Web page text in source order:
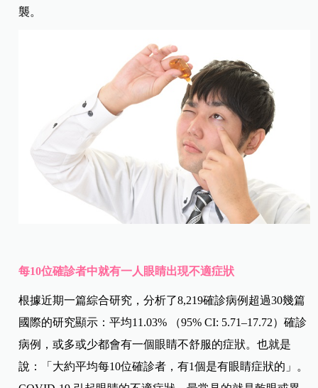
襲。
每10位確診者中就有一人眼睛出現不適症狀
根據近期一篇綜合研究，分析了8,219確診病例超過30幾篇
國際的研究顯示：平均11.03% （95% CI: 5.71–17.72）確診
病例，或多或少都會有一個眼睛不舒服的症狀。也就是
說：「大約平均每10位確診者，有1個是有眼睛症狀的」。